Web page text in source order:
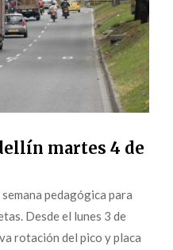
martes 4 de
pedagógica para
Desde el lunes 3 de
rotación del pico y placa